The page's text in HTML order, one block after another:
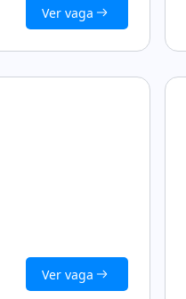
Ver vaga
Ver vaga